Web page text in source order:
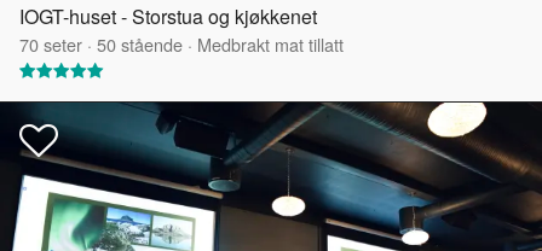
IOGT-huset - Storstua og kjøkkenet
70seter · 50stående · Medbrakt mat tillatt